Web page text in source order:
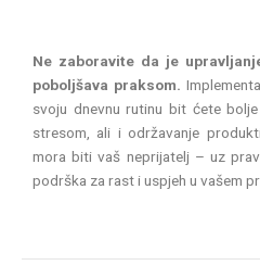
Ne zaboravite da je
poboljšava praksom.
svoju dnevnu rutinu bit ćete
stresom, ali i održavanje
mora biti vaš neprijatelj – uz
podrška za rast i uspjeh u vašem